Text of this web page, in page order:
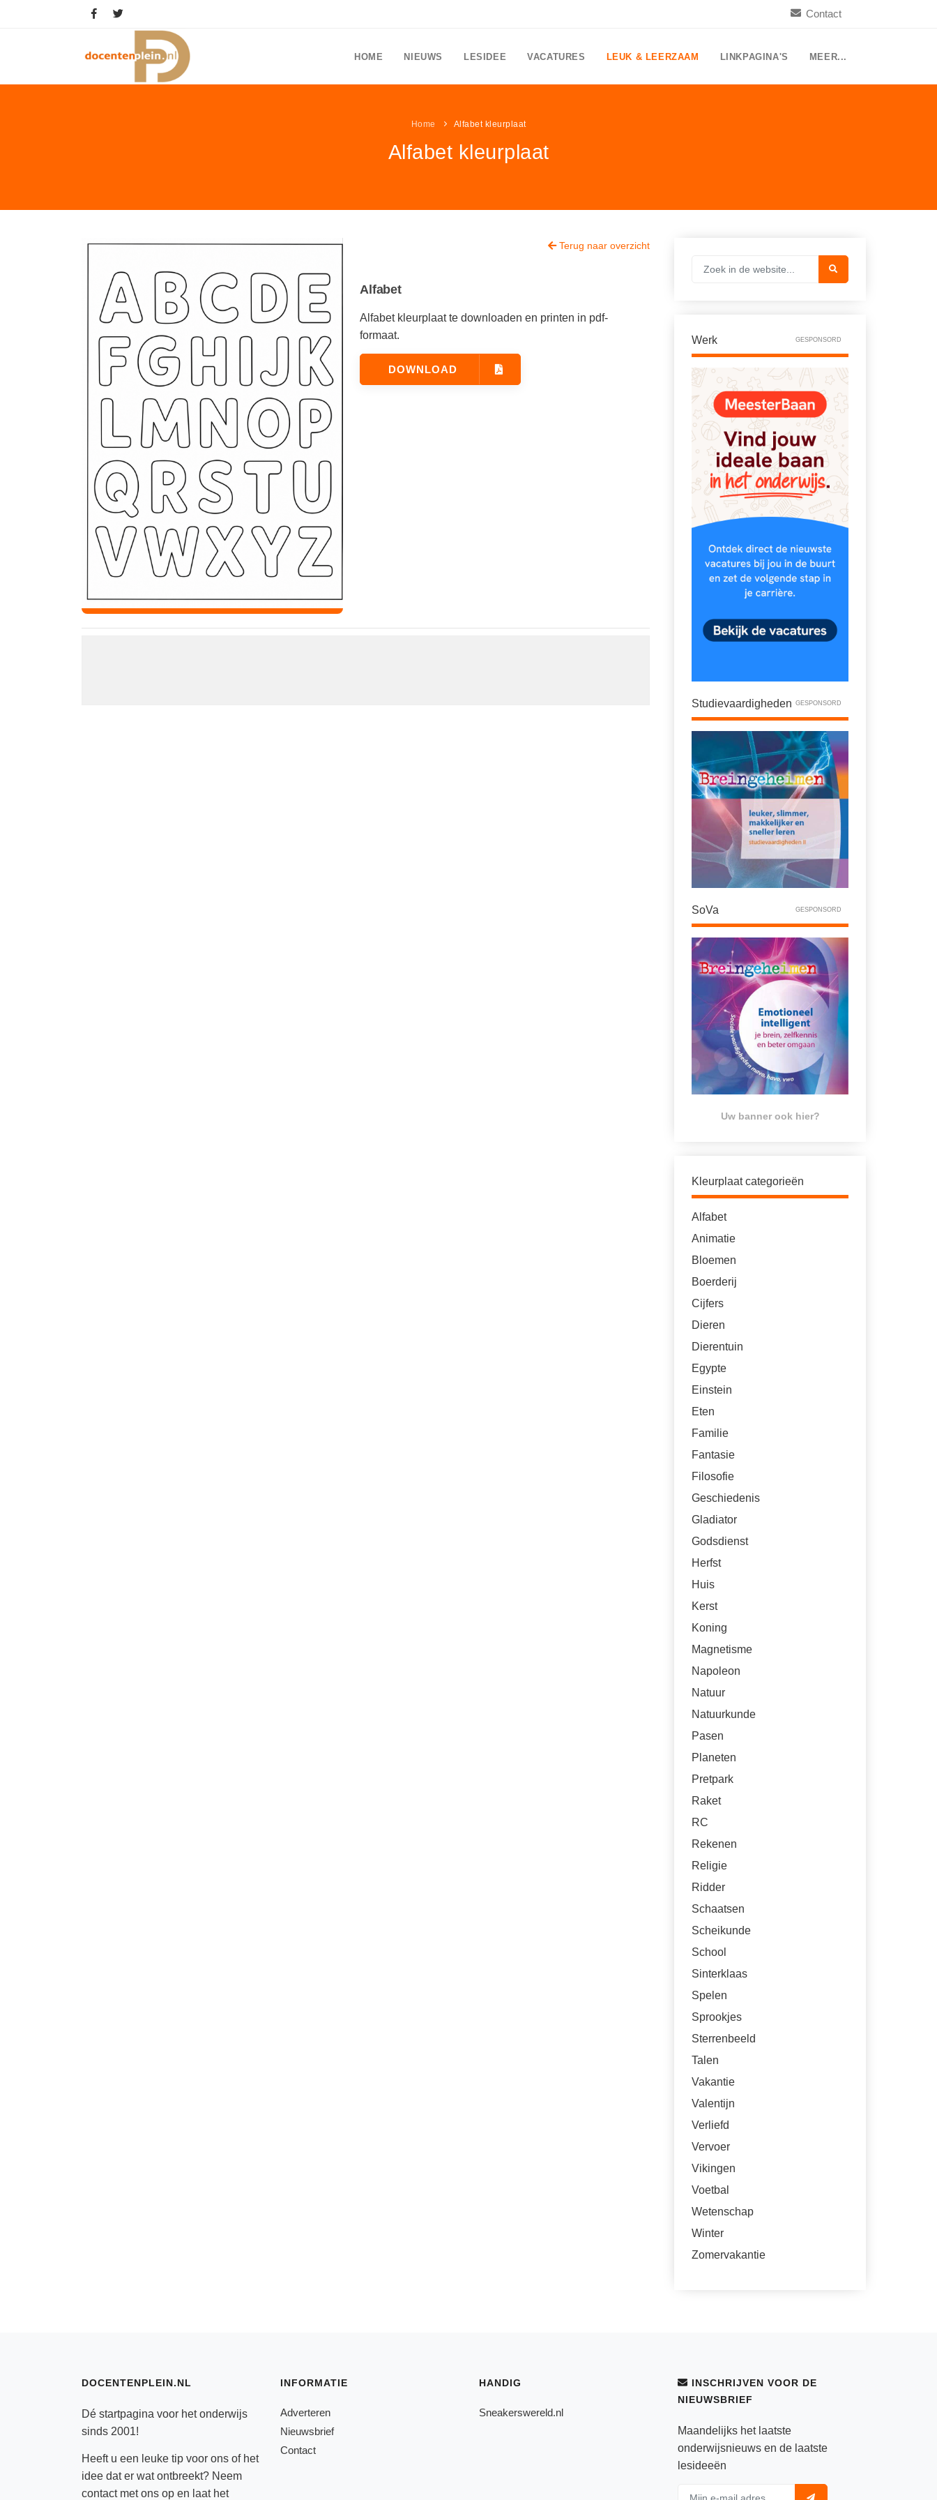
Contact
HOME NIEUWS LESIDEE VACATURES LEUK & LEERZAAM LINKPAGINA'S MEER...
Home Alfabet kleurplaat
Alfabet kleurplaat
Terug naar overzicht
Alfabet
Alfabet kleurplaat te downloaden en printen in pdf-
formaat.
DOWNLOAD
Werk GESPONSORD
Studievaardigheden GESPONSORD
SoVa GESPONSORD
Uw banner ook hier?
Kleurplaat categorieën
Alfabet
Animatie
Bloemen
Boerderij
Cijfers
Dieren
Dierentuin
Egypte
Einstein
Eten
Familie
Fantasie
Filosofie
Geschiedenis
Gladiator
Godsdienst
Herfst
Huis
Kerst
Koning
Magnetisme
Napoleon
Natuur
Natuurkunde
Pasen
Planeten
Pretpark
Raket
RC
Rekenen
Religie
Ridder
Schaatsen
Scheikunde
School
Sinterklaas
Spelen
Sprookjes
Sterrenbeeld
Talen
Vakantie
Valentijn
Verliefd
Vervoer
Vikingen
Voetbal
Wetenschap
Winter
Zomervakantie
DOCENTENPLEIN.NL
Dé startpagina voor het onderwijs
sinds 2001!
Heeft u een leuke tip voor ons of het
idee dat er wat ontbreekt? Neem
contactmet ons op en laat het
INFORMATIE
Adverteren
Nieuwsbrief
Contact
HANDIG
Sneakerswereld.nl
INSCHRIJVEN VOOR DE
NIEUWSBRIEF
Maandelijks het laatste
onderwijsnieuws en de laatste
lesideeën